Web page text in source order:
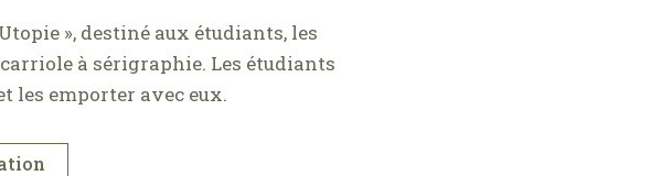
», destiné aux étudiants, les
à sérigraphie. Les étudiants
les emporter avec eux.